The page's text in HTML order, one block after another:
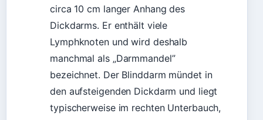
circa 10 cm langer Anhang des
Dickdarms. Er enthält viele
Lymphknoten und wird deshalb
manchmal als „Darmmandel”
bezeichnet. Der Blinddarm mündet in
den aufsteigenden Dickdarm und liegt
typischerweise im rechten Unterbauch,